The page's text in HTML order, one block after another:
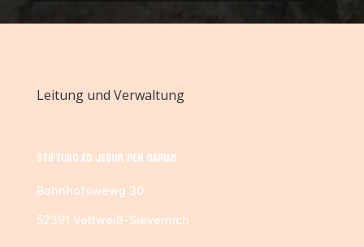
Leitung und Verwaltung
Stiftung Ad Jesum per Mariam
Bahnhofswewg 30
52391 Vettweiß-Sievernich